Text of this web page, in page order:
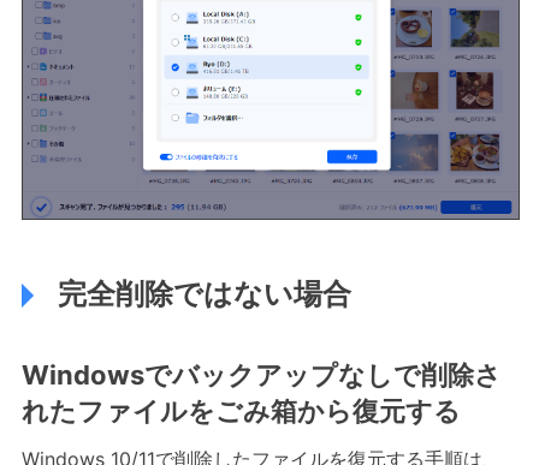
完全削除ではない場合
Windowsでバックアップなしで削除さ
れたファイルをごみ箱から復元する
Windows 10/11で削除したファイルを復元する手順は、